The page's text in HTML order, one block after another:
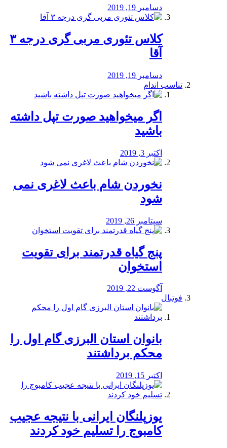
دسامبر 19, 2019
کلاس تئوری مربی گری درجه ۳
آقا
دسامبر 19, 2019
تناسب اندام
اگر میخواهید صورت تپل داشته
باشید
اکتبر 3, 2019
نخوردن شام باعث لاغری نمی
‌شود
سپتامبر 26, 2019
پنج گیاه قدرتمند برای تقویت
استخوان
آگوست 22, 2019
فوتبال
بانوان استان البرزی گام اول را
محكم برداشتند
اکتبر 15, 2019
یوزپلنگان ایرانی با نتیجه عجیب
کامبوج را تسلیم خود کردند